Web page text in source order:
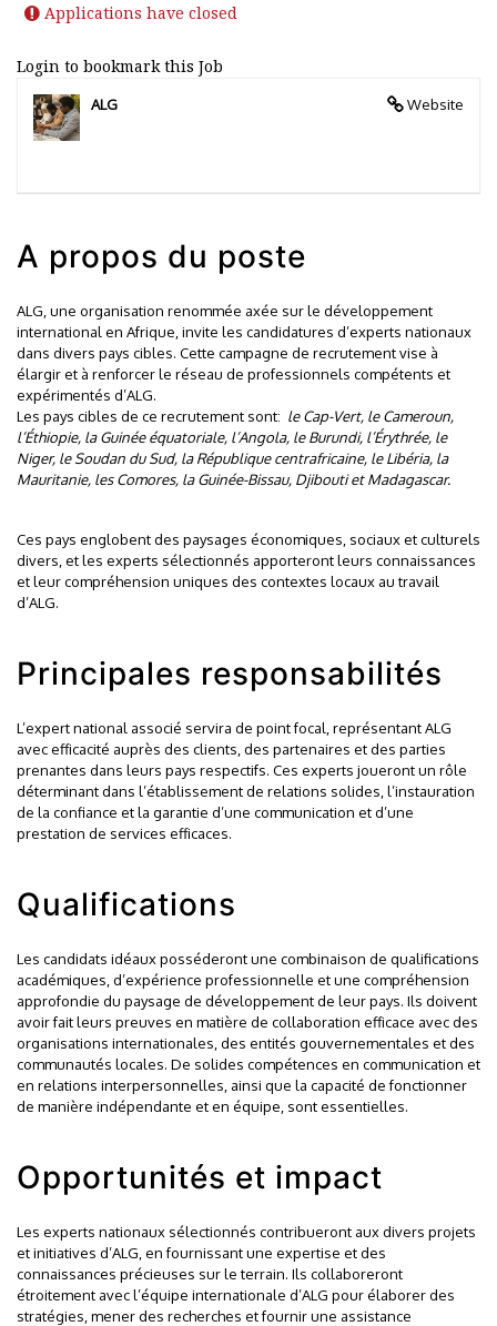
Applications have closed
Login to bookmark this Job
Website
ALG
A propos du poste
ALG, une organisation renommée axée sur le développement
international en Afrique, invite les candidatures d’experts nationaux
dans divers pays cibles. Cette campagne de recrutement vise à
élargir et à renforcer le réseau de professionnels compétents et
expérimentés d’ALG.
Les pays cibles de ce recrutement sont: le Cap-Vert, le Cameroun,
l’Éthiopie, la Guinée équatoriale, l’Angola, le Burundi, l’Érythrée, le
Niger, le Soudan du Sud, la République centrafricaine, le Libéria, la
Mauritanie, les Comores, la Guinée-Bissau, Djibouti et Madagascar.
Ces pays englobent des paysages économiques, sociaux et culturels
divers, et les experts sélectionnés apporteront leurs connaissances
et leur compréhension uniques des contextes locaux au travail
d’ALG.
Principales responsabilités
L’expert national associé servira de point focal, représentant ALG
avec efficacité auprès des clients, des partenaires et des parties
prenantes dans leurs pays respectifs. Ces experts joueront un rôle
déterminant dans l’établissement de relations solides, l’instauration
de la confiance et la garantie d’une communication et d’une
prestation de services efficaces.
Qualifications
Les candidats idéaux posséderont une combinaison de qualifications
académiques, d’expérience professionnelle et une compréhension
approfondie du paysage de développement de leur pays. Ils doivent
avoir fait leurs preuves en matière de collaboration efficace avec des
organisations internationales, des entités gouvernementales et des
communautés locales. De solides compétences en communication et
en relations interpersonnelles, ainsi que la capacité de fonctionner
de manière indépendante et en équipe, sont essentielles.
Opportunités et impact
Les experts nationaux sélectionnés contribueront aux divers projets
et initiatives d’ALG, en fournissant une expertise et des
connaissances précieuses sur le terrain. Ils collaboreront
étroitement avec l’équipe internationale d’ALG pour élaborer des
stratégies, mener des recherches et fournir une assistance